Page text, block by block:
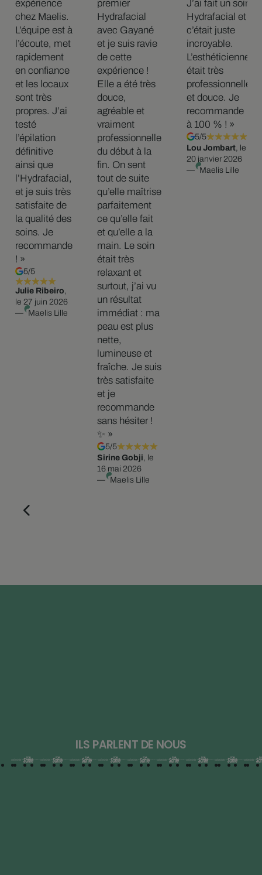
expérience
chez Maelis.
L’équipe est à
l’écoute, met
rapidement
en confiance
et les locaux
sont très
propres. J’ai
testé
l’épilation
définitive
ainsi que
l’Hydrafacial,
et je suis très
satisfaite de
la qualité des
soins. Je
recommande
! »
5/5
Julie Ribeiro,
le 27 juin 2026
— Maelis Lille
premier
Hydrafacial
avec Gayané
et je suis ravie
de cette
expérience !
Elle a été très
douce,
agréable et
vraiment
professionnelle
du début à la
fin. On sent
tout de suite
qu’elle maîtrise
parfaitement
ce qu’elle fait
et qu’elle a la
main. Le soin
était très
relaxant et
surtout, j’ai vu
un résultat
immédiat : ma
peau est plus
nette,
lumineuse et
fraîche. Je suis
très satisfaite
et je
recommande
sans hésiter !
✨ »
5/5
Sirine Gobji, le
16 mai 2026
— Maelis Lille
J’ai fait un soin
Hydrafacial et
c’était juste
incroyable.
L’esthéticienne
était très
professionnelle
et douce. Je
recommande
à 100 % ! »
5/5
Lou Jombart, le
20 janvier 2026
— Maelis Lille
ILS PARLENT DE NOUS